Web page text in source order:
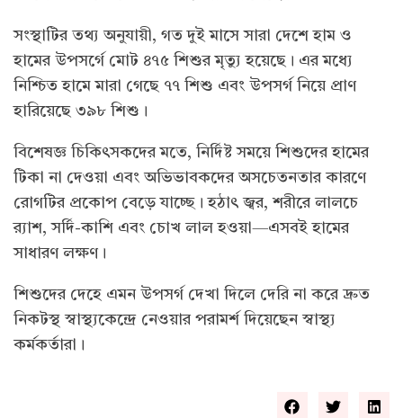
সংস্থাটির তথ্য অনুযায়ী, গত দুই মাসে সারা দেশে হাম ও
হামের উপসর্গে মোট ৪৭৫ শিশুর মৃত্যু হয়েছে। এর মধ্যে
নিশ্চিত হামে মারা গেছে ৭৭ শিশু এবং উপসর্গ নিয়ে প্রাণ
হারিয়েছে ৩৯৮ শিশু।
বিশেষজ্ঞ চিকিৎসকদের মতে, নির্দিষ্ট সময়ে শিশুদের হামের
টিকা না দেওয়া এবং অভিভাবকদের অসচেতনতার কারণে
রোগটির প্রকোপ বেড়ে যাচ্ছে। হঠাৎ জ্বর, শরীরে লালচে
র‍্যাশ, সর্দি-কাশি এবং চোখ লাল হওয়া—এসবই হামের
সাধারণ লক্ষণ।
শিশুদের দেহে এমন উপসর্গ দেখা দিলে দেরি না করে দ্রুত
নিকটস্থ স্বাস্থ্যকেন্দ্রে নেওয়ার পরামর্শ দিয়েছেন স্বাস্থ্য
কর্মকর্তারা।